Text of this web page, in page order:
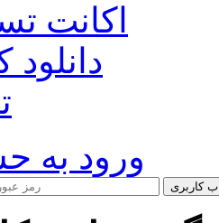
اکانت
ورود به
کاربری